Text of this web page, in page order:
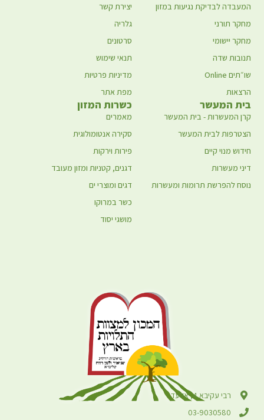
רבי עקיבא 4, אלעד
03-9030580
יצירת קשר
גלריה
סרטונים
תנאי שימוש
מדיניות פרטיות
מפת אתר
המעבדה לבדיקת נגיעות במזון
מחקר תורני
מחקר יישומי
תנובות שדה
שו״תים Online
הרצאות
כשרות המזון
מאמרים
סקירה אנטומולוגית
פירות וירקות
דגנים, קטניות ומזון מעובד
דגים ומוצרי ים
כשר במרוקו
מושגי יסוד
בית המעשר
קרן המעשרות - בית המעשר
הצטרפות לבית המעשר
חידוש מנוי קיים
דיני מעשרות
נוסח להפרשת תרומות ומעשרות